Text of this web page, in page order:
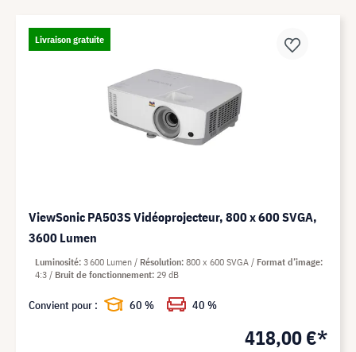
Livraison gratuite
ViewSonic PA503S Vidéoprojecteur, 800 x 600 SVGA,
3600 Lumen
418,00 €*
Luminosité 3 600 Lumen Résolution 800 x 600 SVGA
Format d’image
4:3
Bruit de fonctionnement 29 dB
Convient pour : 60 % 40 %